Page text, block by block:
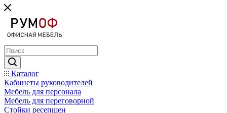
Каталог
Кабинеты руководителей
Мебель для персонала
Мебель для переговорной
Стойки ресепшен